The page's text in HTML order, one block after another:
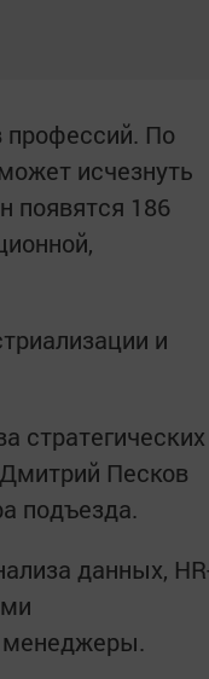
профессий. По
исчезнуть
появятся 186
и
стратегических
Песков
подъезда.
данных,
менеджеры.